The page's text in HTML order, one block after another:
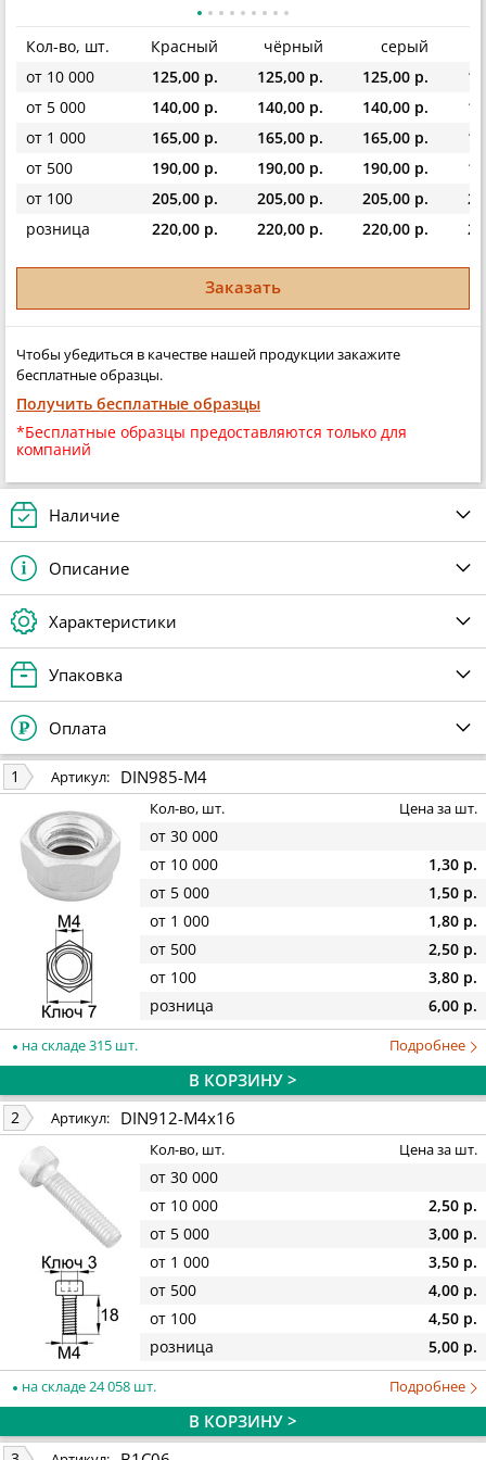
Кол-во, шт. Красный чёрный серый
от 10 000
125,00 р. 125,00 р. 125,00 р.
от 5 000
140,00 р. 140,00 р. 140,00 р.
от 1 000
165,00 р. 165,00 р. 165,00 р.
от 500
190,00 р. 190,00 р. 190,00 р.
от 100
205,00 р. 205,00 р. 205,00 р.
розница
220,00 р. 220,00 р. 220,00 р.
Заказать
Чтобы убедиться в качестве нашей продукции закажите
бесплатные образцы.
Получить бесплатные образцы
*Бесплатные образцы предоставляются только для
компаний
Наличие
Описание
Характеристики
Упаковка
Оплата
1 Артикул: DIN985-M4
Кол-во, шт. Цена за шт.
от 30 000
от 10 000
1,30 р.
от 5 000
1,50 р.
от 1 000
1,80 р.
от 500
2,50 р.
от 100
3,80 р.
розница
6,00 р.
на складе 315 шт. Подробнее
В КОРЗИНУ >
2 Артикул: DIN912-M4x16
Кол-во, шт. Цена за шт.
от 30 000
от 10 000
2,50 р.
от 5 000
3,00 р.
от 1 000
3,50 р.
от 500
4,00 р.
от 100
4,50 р.
розница
5,00 р.
на складе 24 058 шт. Подробнее
В КОРЗИНУ >